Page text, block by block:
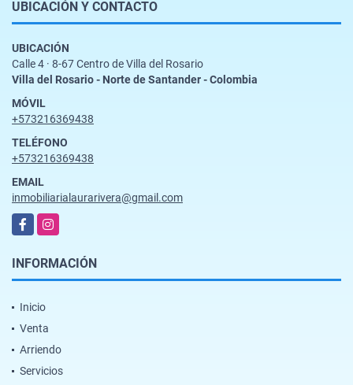
UBICACIÓN Y CONTACTO
UBICACIÓN
Calle 4 · 8-67 Centro de Villa del Rosario
Villa del Rosario - Norte de Santander - Colombia
MÓVIL
+573216369438
TELÉFONO
+573216369438
EMAIL
inmobiliarialaurarivera@gmail.com
FacebookInstagram
INFORMACIÓN
Inicio
Venta
Arriendo
Servicios